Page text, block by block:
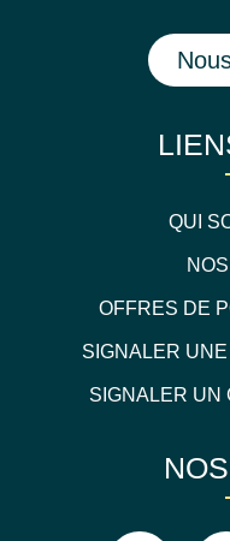
QUI
OFFRES DE
SIGNALER
SIGNALER UN